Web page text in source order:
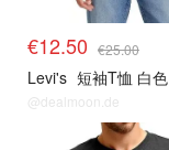
€12.50 €25.00
Levi's 短袖T恤 白色
@dealmoon.de